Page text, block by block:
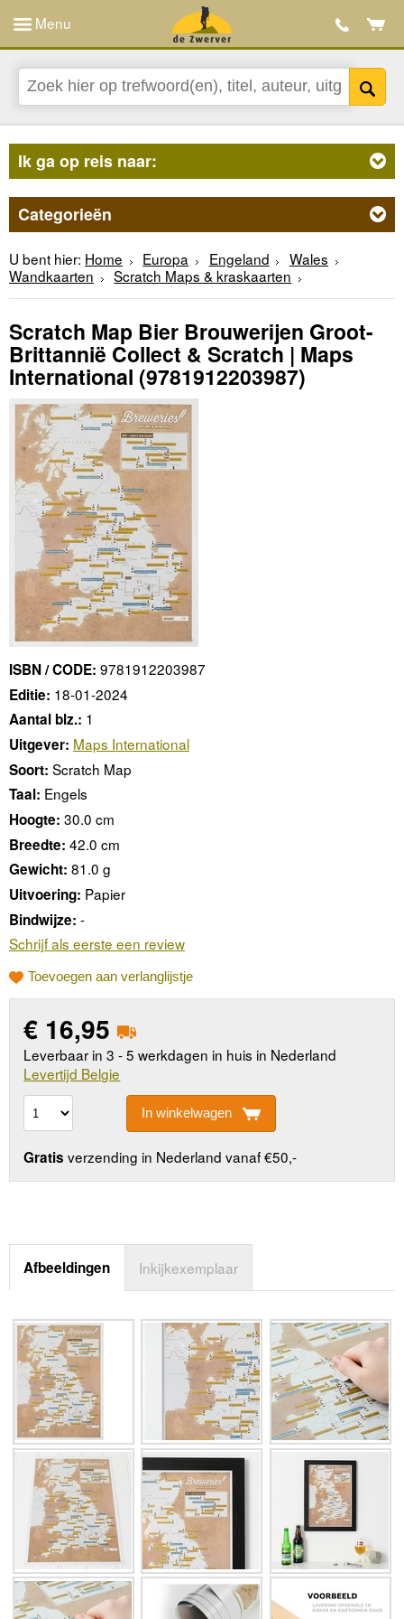
Menu
Ik ga op reis naar:
Categorieën
U bent hier: Home Europa Engeland
Wales
Wandkaarten
Scratch Maps & kraskaarten
Scratch Map Bier Brouwerijen Groot-
Brittannië Collect & Scratch | Maps
International (9781912203987)
ISBN / CODE: 9781912203987
Editie: 18-01-2024
Aantal blz.: 1
Uitgever: Maps International
Soort: Scratch Map
Taal: Engels
Hoogte: 30.0 cm
Breedte: 42.0 cm
Gewicht: 81.0 g
Uitvoering: Papier
Bindwijze: -
Schrijf als eerste een review
Toevoegen aan verlanglijstje
€ 16,95
Leverbaar in 3 - 5 werkdagen in huis in Nederland
Levertijd Belgie
In winkelwagen
Gratis verzending in Nederland vanaf €50,-
Afbeeldingen Inkijkexemplaar